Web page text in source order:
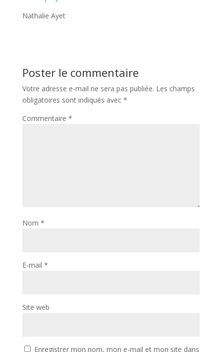
Nathalie Ayet
Poster le commentaire
Votre adresse e-mail ne sera pas publiée. Les champs
obligatoires sont indiqués avec *
Commentaire *
Nom *
E-mail *
Site web
Enregistrer mon nom, mon e-mail et mon site dans